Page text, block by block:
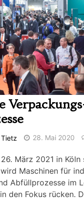
28. Mai 2020
März 2021 in
Maschinen für
Abfüllprozesse im
den Fokus rücken.